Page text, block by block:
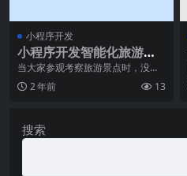
小程序开发
小程序开发智能化旅游景
点有什么便捷
当大家参观考察旅游景点时，没有
单独引进的微信小程序使用那般便
捷。大家去旅游景点时
2 年前 13
搜索